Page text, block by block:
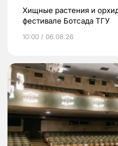
Хищные растения и
фестивале Ботсада ТГУ
10:00 / 06.08.26